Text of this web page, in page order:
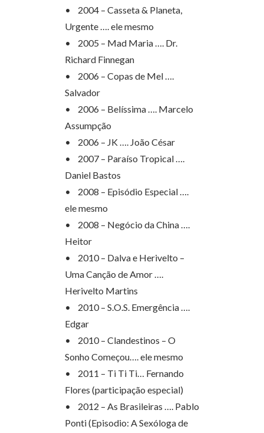
• 2004 – Casseta & Planeta,
Urgente …. ele mesmo
• 2005 – Mad Maria …. Dr.
Richard Finnegan
• 2006 – Copas de Mel ….
Salvador
• 2006 – Belíssima …. Marcelo
Assumpção
• 2006 – JK …. João César
• 2007 – Paraíso Tropical ….
Daniel Bastos
• 2008 – Episódio Especial ….
ele mesmo
• 2008 – Negócio da China ….
Heitor
• 2010 – Dalva e Herivelto –
Uma Canção de Amor ….
Herivelto Martins
• 2010 – S.O.S. Emergência ….
Edgar
• 2010 – Clandestinos – O
Sonho Começou…. ele mesmo
• 2011 – Ti Ti Ti… Fernando
Flores (participação especial)
• 2012 – As Brasileiras …. Pablo
Ponti (Episodio: A Sexóloga de